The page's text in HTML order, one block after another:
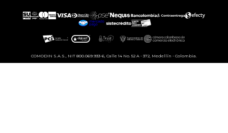
COMODIN S.A.S., NIT 800.069.933-6, Calle 14 No. 52 A - 372, Medellín - Colombia.